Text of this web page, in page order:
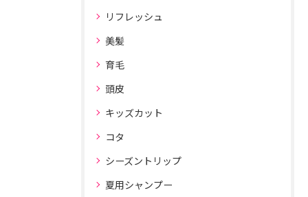
リフレッシュ
美髪
育毛
頭皮
キッズカット
コタ
シーズントリップ
夏用シャンプー